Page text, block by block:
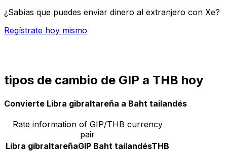
¿Sabías que puedes enviar dinero al extranjero con Xe?
Regístrate hoy mismo
tipos de cambio de GIP a THB hoy
Convierte Libra gibraltareña a Baht tailandés
Rate information of GIP/THB currency
pair
Libra gibraltareñaGIP Baht tailandésTHB